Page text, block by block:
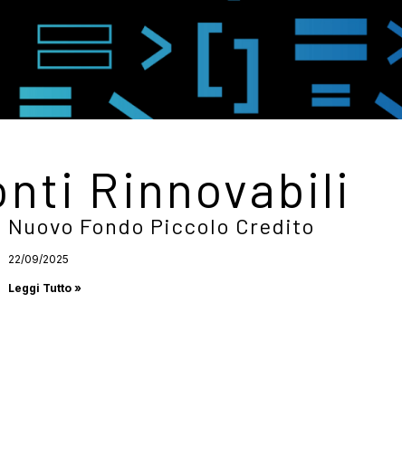
Rinnovabili
Nuovo Fondo Piccolo Credito
22/09/2025
Leggi Tutto »